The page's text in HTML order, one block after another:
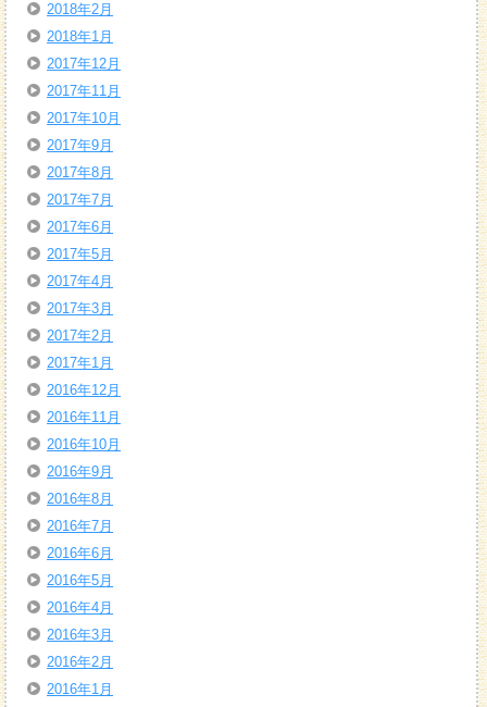
2018年2月
2018年1月
2017年12月
2017年11月
2017年10月
2017年9月
2017年8月
2017年7月
2017年6月
2017年5月
2017年4月
2017年3月
2017年2月
2017年1月
2016年12月
2016年11月
2016年10月
2016年9月
2016年8月
2016年7月
2016年6月
2016年5月
2016年4月
2016年3月
2016年2月
2016年1月